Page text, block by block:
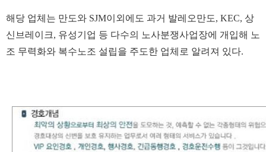
해당 업체는 만도와 SJM이외에도 과거 발레오만도, KEC, 상
신브레이크, 유성기업 등 다수의 노사분쟁사업장에 개입해 노
조 무력화와 복수노조 설립을 주도한 업체로 알려져 있다.